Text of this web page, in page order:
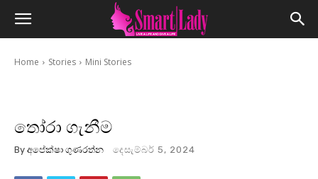
Home Stories Mini Stories
තෝරා ගැනීම
By අපේක්ෂා ගුණරත්න දෙසැම්බර් 5, 2024